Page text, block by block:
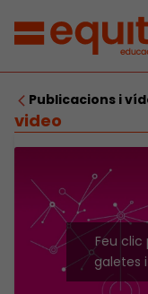
Publicacions i
video
Feu
galetes